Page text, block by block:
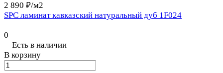
2 890 ₽/м2
SPC ламинат кавказский натуральный дуб 1F024
0
Есть в наличии
В корзину